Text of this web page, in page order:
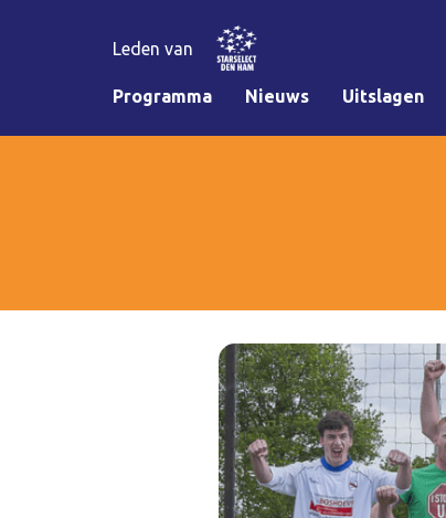
Leden van
Programma Nieuws Uitslagen